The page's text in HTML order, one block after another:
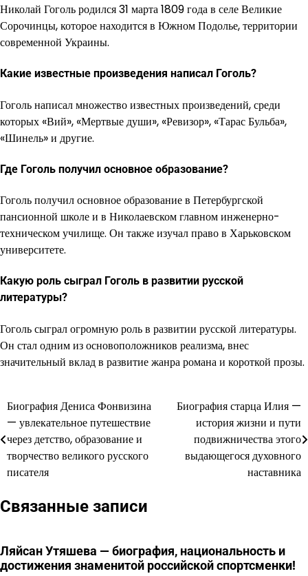
Николай Гоголь родился 31 марта 1809 года в селе Великие
Сорочинцы, которое находится в Южном Подолье, территории
современной Украины.
Какие известные произведения написал Гоголь?
Гоголь написал множество известных произведений, среди
которых «Вий», «Мертвые души», «Ревизор», «Тарас Бульба»,
«Шинель» и другие.
Где Гоголь получил основное образование?
Гоголь получил основное образование в Петербургской
пансионной школе и в Николаевском главном инженерно-
техническом училище. Он также изучал право в Харьковском
университете.
Какую роль сыграл Гоголь в развитии русской
литературы?
Гоголь сыграл огромную роль в развитии русской литературы.
Он стал одним из основоположников реализма, внес
значительный вклад в развитие жанра романа и короткой прозы.
Навигация
по
записям
Биография Дениса Фонвизина
— увлекательное путешествие
через детство, образование и
творчество великого русского
писателя
Биография старца Илия —
история жизни и пути
подвижничества этого
выдающегося духовного
наставника
Связанные записи
Ляйсан Утяшева — биография, национальность и
достижения знаменитой российской спортсменки!